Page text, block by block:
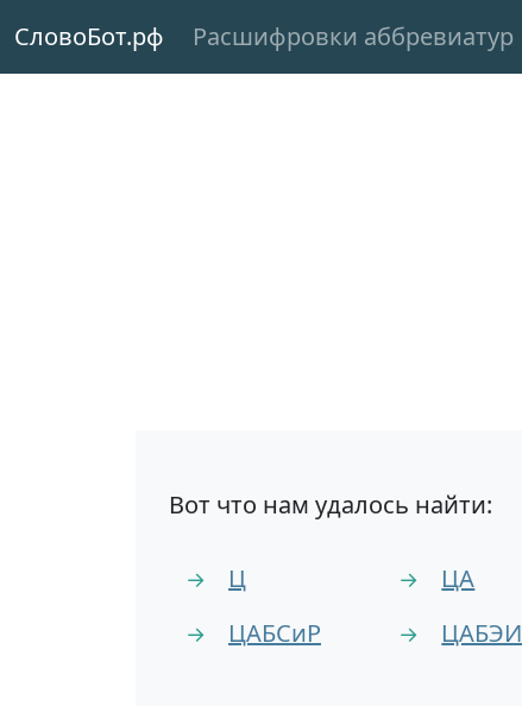
СловоБот.рф Расшифровки аббревиатур
Вот что нам удалось найти:
→ Ц → ЦА
→ ЦАБСиР → ЦАБЭИ